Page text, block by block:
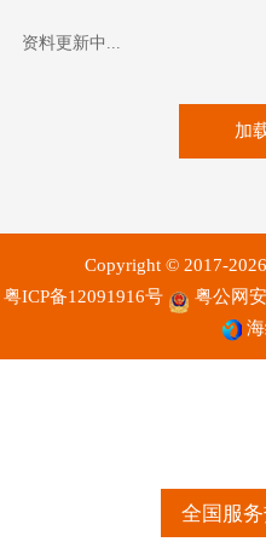
全国服
资料更新中...
加
Copyright © 2017-
粤ICP备12091916号
粤公网